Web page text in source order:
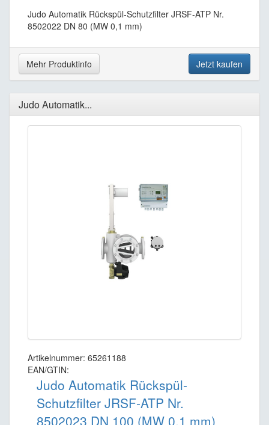
Judo Automatik Rückspül-Schutzfilter JRSF-ATP Nr.
8502022 DN 80 (MW 0,1 mm)
Mehr Produktinfo Jetzt kaufen
Judo Automatik...
Artikelnummer: 65261188
EAN/GTIN:
Judo Automatik Rückspül-
Schutzfilter JRSF-ATP Nr.
8502023 DN 100 (MW 0,1 mm)